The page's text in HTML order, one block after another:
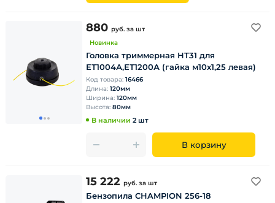
880 руб. за шт
Новинка
Головка триммерная НТ31 для
ЕТ1004А,ЕТ1200А (гайка м10х1,25 левая)
Код товара: 16466
Длина: 120мм
Ширина: 120мм
Высота: 80мм
В наличии 2 шт
В корзину
15 222 руб. за шт
Бензопила CHAMPION 256-18